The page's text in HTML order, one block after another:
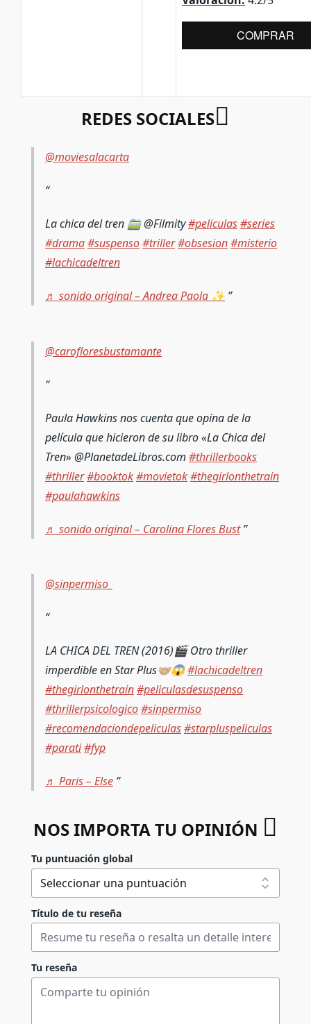
COMPRAR
REDES SOCIALES
@moviesalacarta
La chica del tren 🚞 @Filmity#peliculas#series
#drama#suspenso#triller#obsesion#misterio
#lachicadeltren
♬ sonido original – Andrea Paola ✨
@carofloresbustamante
Paula Hawkins nos cuenta que opina de la
película que hicieron de su libro «La Chica del
Tren» @PlanetadeLibros.com #thrillerbooks
#thriller#booktok#movietok#thegirlonthetrain
#paulahawkins
♬ sonido original – Carolina Flores Bust
@sinpermiso_
LA CHICA DEL TREN (2016)🎬 Otro thriller
imperdible en Star Plus🤝🏼😱#lachicadeltren
#thegirlonthetrain#peliculasdesuspenso
#thrillerpsicologico#sinpermiso
#recomendaciondepeliculas#starpluspeliculas
#parati#fyp
♬ Paris – Else
NOS IMPORTA TU OPINIÓN
Tu puntuación global
Título de tu reseña
Tu reseña